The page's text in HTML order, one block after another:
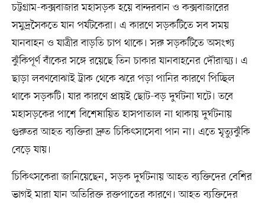
চট্টগ্রাম-কক্সবাজার মহাসড়ক হয়ে বান্দরবান ও কক্সবাজারের
সমুদ্রসৈকতে যান পর্যটকেরা। এ কারণে সড়কটিতে সব সময়
যানবাহন ও যাত্রীর বাড়তি চাপ থাকে। সরু সড়কটিতে অসংখ্য
ঝুঁকিপূর্ণ বাঁকের সঙ্গে রয়েছে তিন চাকার যানবাহনের দৌরাত্ম্য। এ
ছাড়া লবণবোঝাই ট্রাক থেকে ঝরে পড়া পানির কারণে পিচ্ছিল
থাকে সড়কটি। যার কারণে প্রায়ই ছোট-বড় দুর্ঘটনা ঘটে। তবে
মহাসড়কের পাশে বিশেষায়িত হাসপাতাল না থাকায় দুর্ঘটনায়
গুরুতর আহত ব্যক্তিরা দ্রুত চিকিৎসাসেবা পান না। এতে মৃত্যুঝুঁকি
বেড়ে যায়।
চিকিৎসকেরা জানিয়েছেন, সড়ক দুর্ঘটনায় আহত ব্যক্তিদের বেশির
ভাগই মারা যান অতিরিক্ত রক্তপাতের কারণে। আহত ব্যক্তিদের